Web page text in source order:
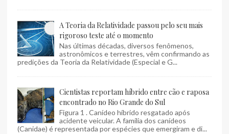
A Teoria da Relatividade passou pelo seu mais
rigoroso teste até o momento
Nas últimas décadas, diversos fenômenos,
astronômicos e terrestres, vêm confirmando as
predições da Teoria da Relatividade (Especial e G...
Cientistas reportam híbrido entre cão e raposa
encontrado no Rio Grande do Sul
Figura 1 . Canídeo híbrido resgatado após
acidente veicular. A família dos canídeos
(Canidae) é representada por espécies que emergiram e di...